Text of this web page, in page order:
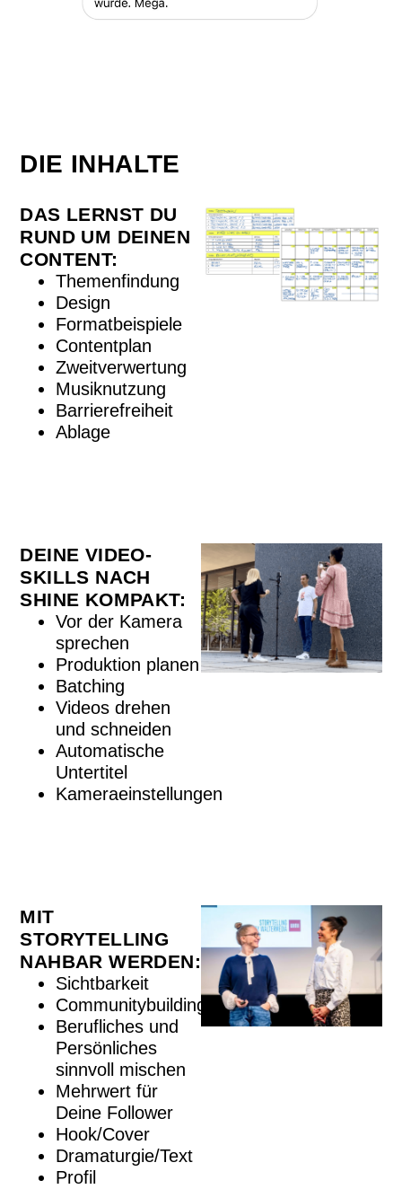
DIE INHALTE
DAS LERNST DU
RUND UM DEINEN
CONTENT:
Themenfindung
Design
Formatbeispiele
Contentplan
Zweitverwertung
Musiknutzung
Barrierefreiheit
Ablage
DEINE VIDEO-
SKILLS NACH
SHINE KOMPAKT:
Vor der Kamera
sprechen
Produktion planen
Batching
Videos drehen
und schneiden
Automatische
Untertitel
Kameraeinstellungen
MIT
STORYTELLING
NAHBAR WERDEN:
Sichtbarkeit
Communitybuilding
Berufliches und
Persönliches
sinnvoll mischen
Mehrwert für
Deine Follower
Hook/Cover
Dramaturgie/Text
Profil